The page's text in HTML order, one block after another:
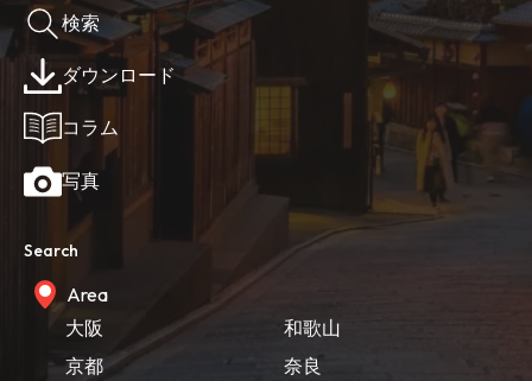
検索
ダウンロード
コラム
写真
Search
Area
大阪
京都
和歌山
奈良